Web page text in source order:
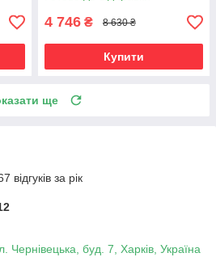
4 746 ₴ 8 630 ₴
Купити
ще
відгуків за рік
Чернівецька, буд. 7, Харків, Україна